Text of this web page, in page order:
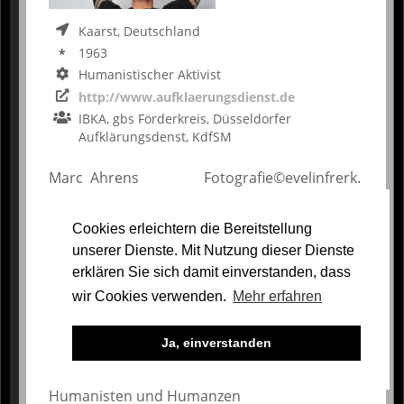
Cookies erleichtern die Bereitstellung
unserer Dienste. Mit Nutzung dieser Dienste
erklären Sie sich damit einverstanden, dass
wir Cookies verwenden. Mehr erfahren
Ja, einverstanden
Kaarst, Deutschland
1963
Humanistischer Aktivist
http://www.aufklaerungsdienst.de
IBKA, gbs Förderkreis, Düsseldorfer
Aufklärungsdenst, KdfSM
Marc Ahrens Fotografie©evelinfrerk.
Düsseldorf - Marc Ahrens ist ein
Mitbegründer des Düsseldorfer
Aufklärungsdienstes.
Gefeiert wird 2013 am 6. Dezember - und ab
DA Düsseldorfer AufklärungsdienstDie
Humanisten und Humanzen